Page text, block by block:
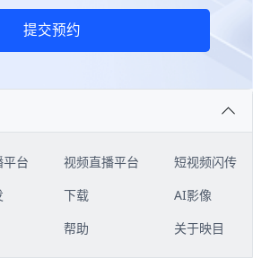
提交预约
平台
视频直播平台
下载
帮助
短视频闪传
AI影像
关于映目